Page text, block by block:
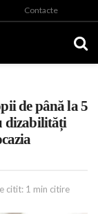
Contacte
de până la 5
dizabilități
citit: 1 min citire